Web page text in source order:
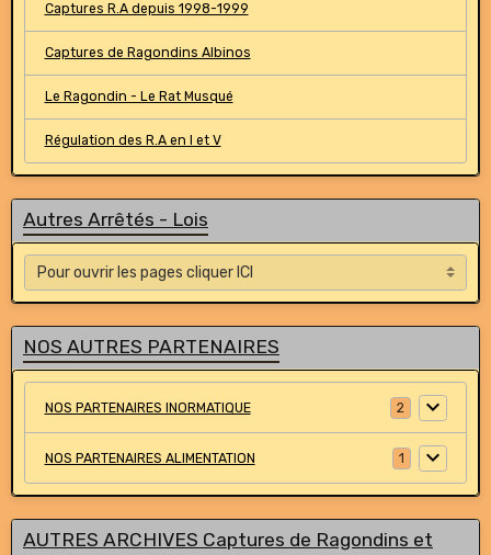
Captures R.A depuis 1998-1999
Captures de Ragondins Albinos
Le Ragondin - Le Rat Musqué
Régulation des R.A en I et V
Autres Arrêtés - Lois
NOS AUTRES PARTENAIRES
NOS PARTENAIRES INORMATIQUE 2
NOS PARTENAIRES ALIMENTATION 1
AUTRES ARCHIVES Captures de Ragondins et